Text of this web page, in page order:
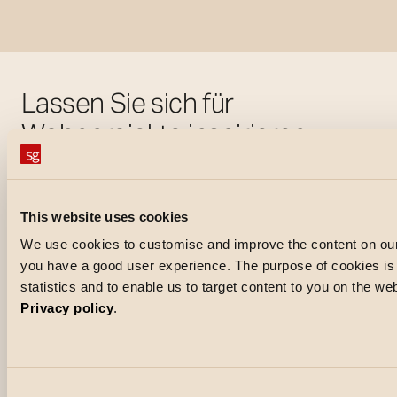
This website uses cookies
We use cookies to customise and improve the content on
you have a good user experience. The purpose of cookies
statistics and to enable us to target content to you on the
Privacy policy.
Lassen Sie sich für
Wohnprojekte inspirieren